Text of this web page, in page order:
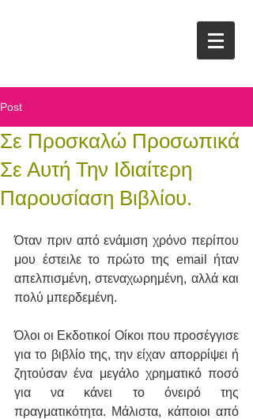
Post
Σε Προσκαλώ Προσωπικά
Σε Αυτή Την Ιδιαίτερη
Παρουσίαση Bιβλίου.
Όταν πριν από ενάμιση χρόνο περίπου
μου έστειλε το πρώτο της email ήταν
απελπισμένη, στεναχωρημένη, αλλά και
πολύ μπερδεμένη.
Όλοι οι Εκδοτικοί Οίκοι που προσέγγισε
για το βιβλίο της, την είχαν απορρίψει ή
ζητούσαν ένα μεγάλο χρηματικό ποσό
για να κάνει το όνειρό της
πραγματικότητα. Μάλιστα, κάποιοι από